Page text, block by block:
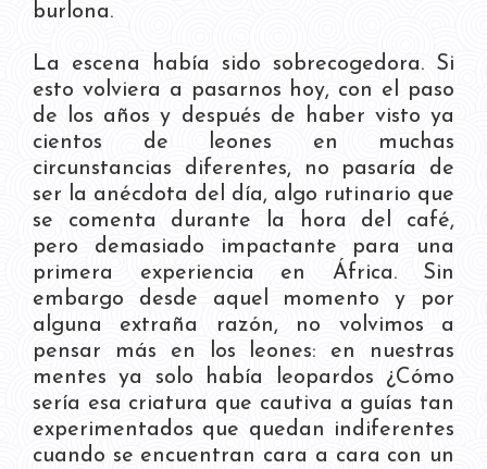
burlona.
La escena había sido sobrecogedora. Si
esto volviera a pasarnos hoy, con el paso
de los años y después de haber visto ya
cientos de leones en muchas
circunstancias diferentes, no pasaría de
ser la anécdota del día, algo rutinario que
se comenta durante la hora del café,
pero demasiado impactante para una
primera experiencia en África. Sin
embargo desde aquel momento y por
alguna extraña razón, no volvimos a
pensar más en los leones: en nuestras
mentes ya solo había leopardos ¿Cómo
sería esa criatura que cautiva a guías tan
experimentados que quedan indiferentes
cuando se encuentran cara a cara con un